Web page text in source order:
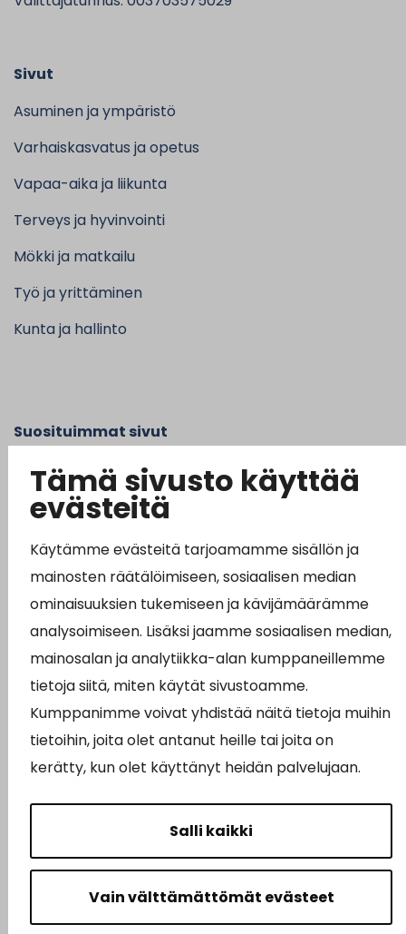
Tämä sivusto käyttää
evästeitä
Käytämme evästeitä tarjoamamme sisällön ja
mainosten räätälöimiseen, sosiaalisen median
ominaisuuksien tukemiseen ja kävijämäärämme
analysoimiseen. Lisäksi jaamme sosiaalisen median,
mainosalan ja analytiikka-alan kumppaneillemme
tietoja siitä, miten käytät sivustoamme.
Kumppanimme voivat yhdistää näitä tietoja muihin
tietoihin, joita olet antanut heille tai joita on
kerätty, kun olet käyttänyt heidän palvelujaan.
Salli kaikki
Vain välttämättömät evästeet
Sivut
Asuminen ja ympäristö
Varhaiskasvatus ja opetus
Vapaa-aika ja liikunta
Terveys ja hyvinvointi
Mökki ja matkailu
Työ ja yrittäminen
Kunta ja hallinto
Suosituimmat sivut
Esityslistat, pöytäkirjat, viranhaltijapäätökset ja
kuulutukset
Asiointipiste
Sähköinen asiointi
Yhteydenotto
Tilavaraus
Kuntosali
Ruokalistat